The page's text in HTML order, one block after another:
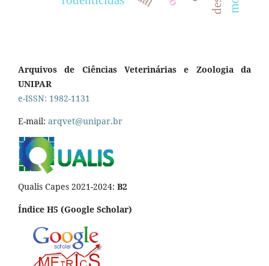
Arquivos de Ciências Veterinárias e Zoologia da
UNIPAR
e-ISSN: 1982-1131
E-mail: arqvet@unipar.br
Qualis Capes 2021-2024: B2
Índice H5 (Google Scholar)